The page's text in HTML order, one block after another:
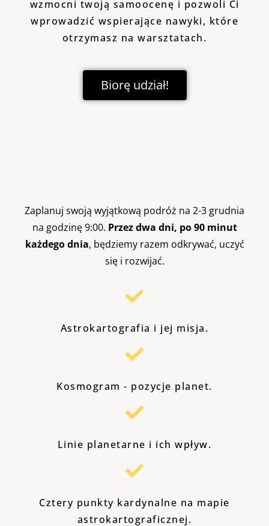
wzmocni twoją samoocenę i pozwoli Ci
wprowadzić wspierające nawyki, które
otrzymasz na warsztatach.
Biorę udział!
Zaplanuj swoją wyjątkową podróż na 2-3 grudnia
na godzinę 9:00. Przez dwa dni, po 90 minut
każdego dnia, będziemy razem odkrywać, uczyć
się i rozwijać.
Astrokartografia i jej misja.
Kosmogram - pozycje planet.
Linie planetarne i ich wpływ.
Cztery punkty kardynalne na mapie
astrokartograficznej.